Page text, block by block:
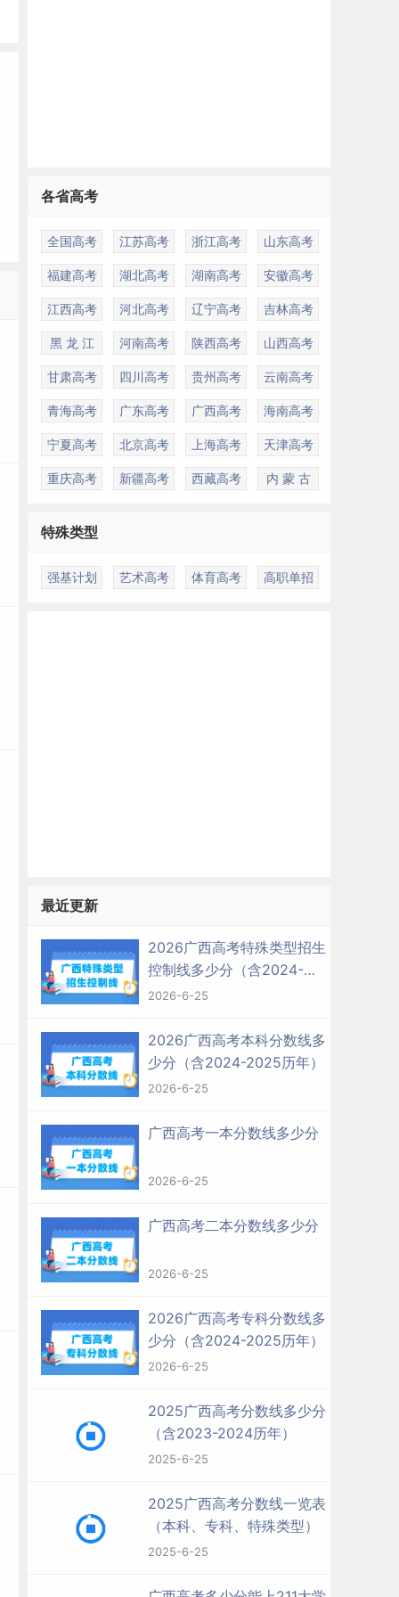
各省高考
全国高考 江苏高考 浙江高考 山东高考
福建高考 湖北高考 湖南高考 安徽高考
江西高考 河北高考 辽宁高考 吉林高考
黑 龙 江 河南高考 陕西高考 山西高考
甘肃高考 四川高考 贵州高考 云南高考
青海高考 广东高考 广西高考 海南高考
宁夏高考 北京高考 上海高考 天津高考
重庆高考 新疆高考 西藏高考 内 蒙 古
特殊类型
强基计划 艺术高考 体育高考 高职单招
最近更新
2026广西高考特殊类型招生
控制线多少分（含2024-
2025历年）
2026-6-25
2026广西高考本科分数线多
少分（含2024-2025历年）
2026-6-25
广西高考一本分数线多少分
2026-6-25
广西高考二本分数线多少分
2026-6-25
2026广西高考专科分数线多
少分（含2024-2025历年）
2026-6-25
2025广西高考分数线多少分
（含2023-2024历年）
2025-6-25
2025广西高考分数线一览表
（本科、专科、特殊类型）
2025-6-25